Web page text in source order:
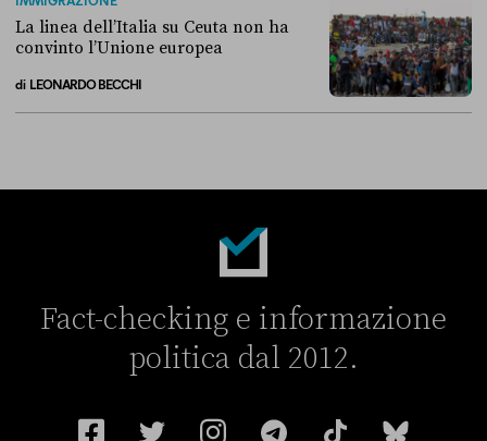
La linea dell’Italia su Ceuta non ha
convinto l’Unione europea
di LEONARDO BECCHI
Fact-checking e informazione
politica dal 2012.